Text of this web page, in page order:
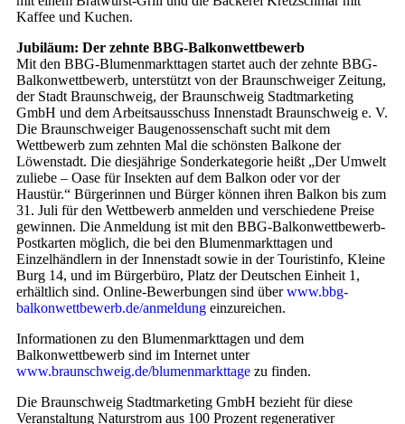
Kaffee und Kuchen.
Jubiläum: Der zehnte BBG-Balkonwettbewerb
Mit den BBG-Blumenmarkttagen startet auch der zehnte BBG-
Balkonwettbewerb, unterstützt von der Braunschweiger Zeitung,
der Stadt Braunschweig, der Braunschweig Stadtmarketing
GmbH und dem Arbeitsausschuss Innenstadt Braunschweig e. V.
Die Braunschweiger Baugenossenschaft sucht mit dem
Wettbewerb zum zehnten Mal die schönsten Balkone der
Löwenstadt. Die diesjährige Sonderkategorie heißt „Der Umwelt
zuliebe – Oase für Insekten auf dem Balkon oder vor der
Haustür.“ Bürgerinnen und Bürger können ihren Balkon bis zum
31. Juli für den Wettbewerb anmelden und verschiedene Preise
gewinnen. Die Anmeldung ist mit den BBG-Balkonwettbewerb-
Postkarten möglich, die bei den Blumenmarkttagen und
Einzelhändlern in der Innenstadt sowie in der Touristinfo, Kleine
Burg 14, und im Bürgerbüro, Platz der Deutschen Einheit 1,
erhältlich sind. Online-Bewerbungen sind überwww.bbg-
balkonwettbewerb.de/anmeldung einzureichen.
Informationen zu den Blumenmarkttagen und dem
Balkonwettbewerb sind im Internet unter
www.braunschweig.de/blumenmarkttage zu finden.
Die Braunschweig Stadtmarketing GmbH bezieht für diese
Veranstaltung Naturstrom aus 100 Prozent regenerativer